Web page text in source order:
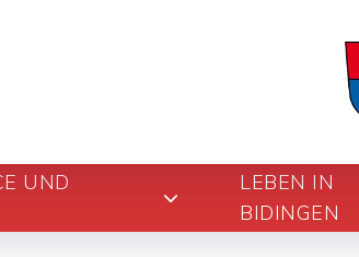
UND
LEBEN IN
BIDINGEN